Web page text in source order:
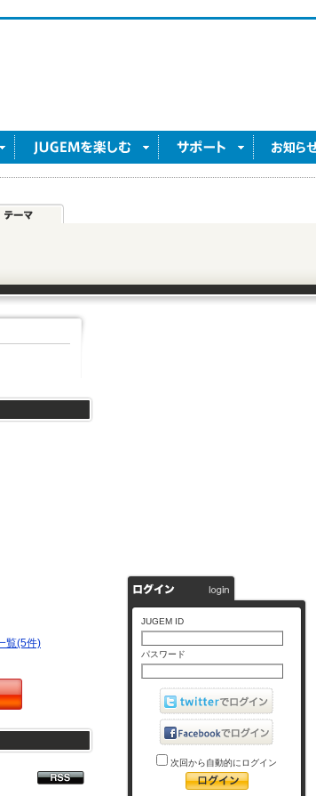
覧(5件)
JUGEM ID
パスワード
次回から自動的にログイン